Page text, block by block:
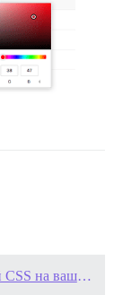
Внесение пользовательских изменений CSS на вашем сайте